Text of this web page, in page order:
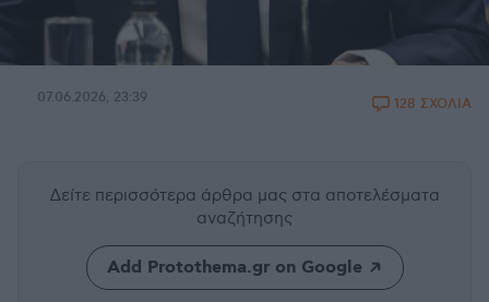
07.06.2026, 23:39 128 ΣΧΟΛΙΑ
Δείτε περισσότερα άρθρα μας στα αποτελέσματα
αναζήτησης
Add Protothema.gr on Google